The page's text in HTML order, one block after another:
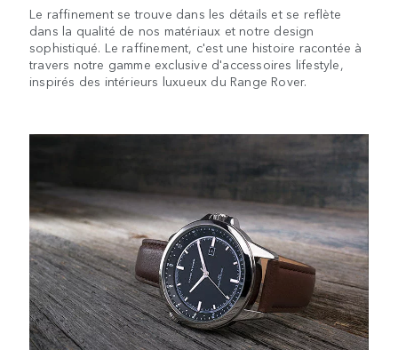
Le raffinement se trouve dans les détails et se reflète
dans la qualité de nos matériaux et notre design
sophistiqué. Le raffinement, c'est une histoire racontée à
travers notre gamme exclusive d'accessoires lifestyle,
inspirés des intérieurs luxueux du Range Rover.